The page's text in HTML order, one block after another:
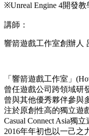
※Unreal Engine 4開發教
講師：
響箭遊戲工作室創辦人
「響箭遊戲工作室」
曾任遊戲公司跨領域研
曾與其他優秀夥伴參與
注於原創性高的獨立遊
Casual Connect Asia獨
2016年年初也以一己之